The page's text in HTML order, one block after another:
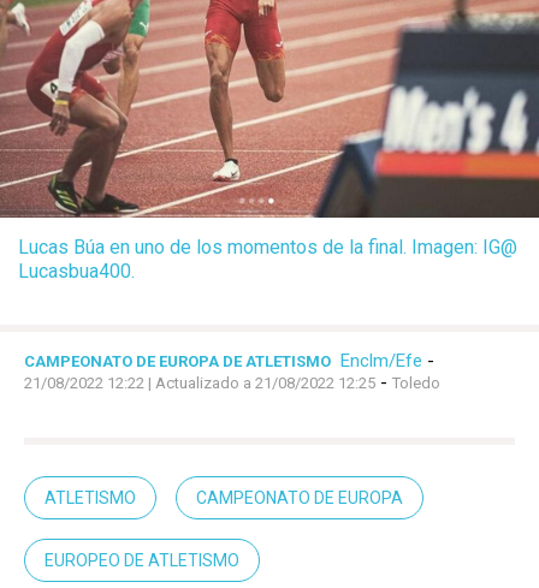
Lucas Búa en uno de los momentos de la final. Imagen: IG@
Lucasbua400.
CAMPEONATO DE EUROPA DE ATLETISMO Enclm/Efe -
21/08/2022 12:22 | Actualizado a 21/08/2022 12:25 - Toledo
ATLETISMO CAMPEONATO DE EUROPA
EUROPEO DE ATLETISMO